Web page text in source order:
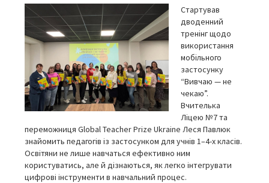
Стартував
дводенний
тренінг щодо
використання
мобільного
застосунку
“Вивчаю — не
чекаю”.
Вчителька
Ліцею №7 та
переможниця Global Teacher Prize Ukraine Леся Павлюк
знайомить педагогів із застосунком для учнів 1–4-х класів.
Освітяни не лише навчаться ефективно ним
користуватись, але й дізнаються, як легко інтегрувати
цифрові інструменти в навчальний процес.